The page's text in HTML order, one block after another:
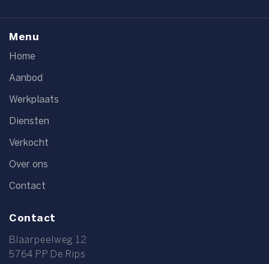
Menu
Home
Aanbod
Werkplaats
Diensten
Verkocht
Over ons
Contact
Contact
Blaarpeelweg 12
5764 PP De Rips